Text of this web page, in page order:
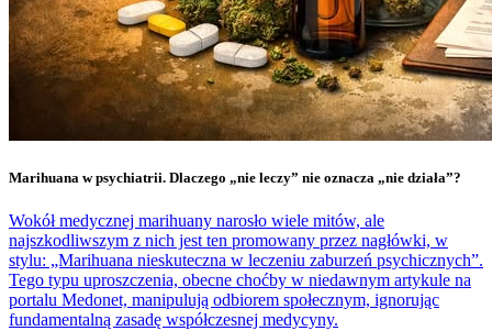
Marihuana w psychiatrii. Dlaczego „nie leczy” nie oznacza „nie działa”?
Wokół medycznej marihuany narosło wiele mitów, ale
najszkodliwszym z nich jest ten promowany przez nagłówki, w
stylu: „Marihuana nieskuteczna w leczeniu zaburzeń psychicznych”.
Tego typu uproszczenia, obecne choćby w niedawnym artykule na
portalu Medonet, manipulują odbiorem społecznym, ignorując
fundamentalną zasadę współczesnej medycyny.